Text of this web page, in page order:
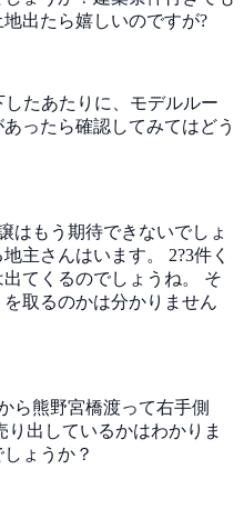
出たら嬉しいのですが?
たあたりに、モデルルー
ったら確認してみてはどう
はもう期待できないでしょ
主さんはいます。 2?3件く
てくるのでしょうね。 そ
取るのかは分かりません
ら熊野宮橋渡って右手側
り出しているかはわかりま
ょうか？